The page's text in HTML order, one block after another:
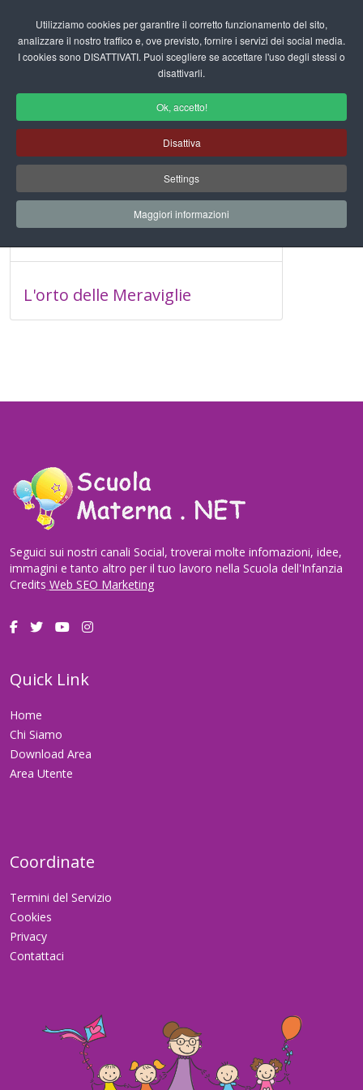
Utilizziamo cookies per garantire il corretto funzionamento del sito,
analizzare il nostro traffico e, ove previsto, fornire i servizi dei social media.
I cookies sono DISATTIVATI. Puoi scegliere se accettare l'uso degli stessi o
disattivarli.
Ok, accetto!
Disattiva
Settings
Maggiori informazioni
fas
Inserisci parte del titolo
Filtro
L'orto delle Meraviglie
Seguici sui nostri canali Social, troverai molte infomazioni, idee,
immagini e tanto altro per il tuo lavoro nella Scuola dell'Infanzia
Credits Web SEO Marketing
Quick Link
Home
Chi Siamo
Download Area
Area Utente
Coordinate
Termini del Servizio
Cookies
Privacy
Contattaci